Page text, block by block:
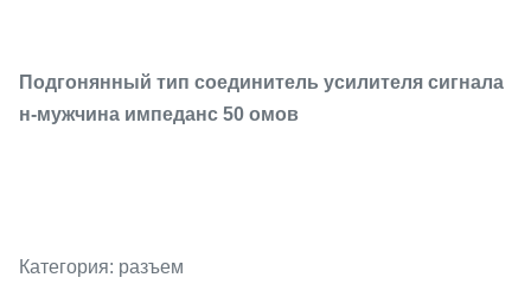
Подгонянный тип соединитель усилителя сигнала
н-мужчина импеданс 50 омов
Категория: разъем